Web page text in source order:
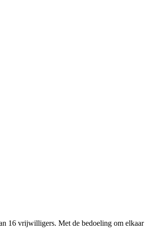
16 vrijwilligers. Met de bedoeling om elkaar